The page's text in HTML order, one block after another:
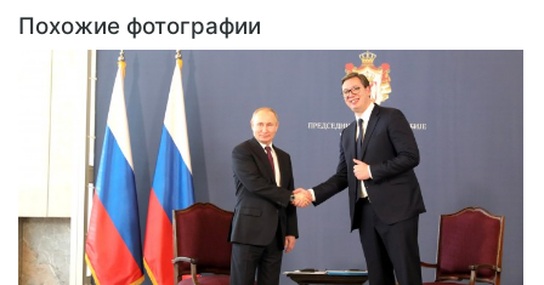
Похожие фотографии